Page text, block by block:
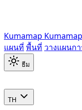
Kumamap Kumamap
แผนที่ พื้นที่ วางแผนก
ธีม
TH